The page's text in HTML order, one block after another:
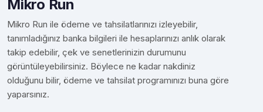
Mikro Run
Mikro Run ile ödeme ve tahsilatlarınızı izleyebilir,
tanımladığınız banka bilgileri ile hesaplarınızı anlık olarak
takip edebilir, çek ve senetlerinizin durumunu
görüntüleyebilirsiniz. Böylece ne kadar nakdiniz
olduğunu bilir, ödeme ve tahsilat programınızı buna göre
yaparsınız.